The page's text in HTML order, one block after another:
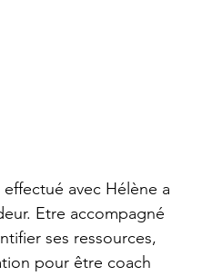
avec Hélène a
Etre accompagné
ses ressources,
pour être coach